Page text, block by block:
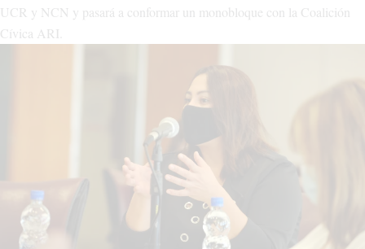
UCR y NCN y pasará a conformar un monobloque con la Coalición
Cívica ARI.